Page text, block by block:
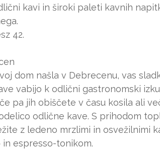
kavi in široki paleti kavnih
42.
dom našla v Debrecenu, vas
vabijo k odlični gastronomski
pa jih obiščete v času kosila ali
odlične kave. S prihodom
z ledeno mrzlimi in osvežilnimi
espresso-tonikom.